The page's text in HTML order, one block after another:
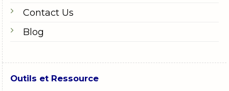
Contact Us
Blog
Outils et Ressource